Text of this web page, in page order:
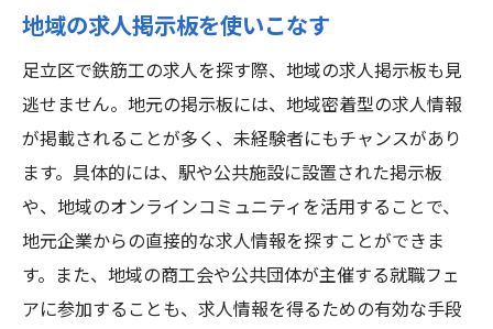
地域の求人掲示板を使いこなす
足立区で鉄筋工の求人を探す際、地域の求人掲示板も見
逃せません。地元の掲示板には、地域密着型の求人情報
が掲載されることが多く、未経験者にもチャンスがあり
ます。具体的には、駅や公共施設に設置された掲示板
や、地域のオンラインコミュニティを活用することで、
地元企業からの直接的な求人情報を探すことができま
す。また、地域の商工会や公共団体が主催する就職フェ
アに参加することも、求人情報を得るための有効な手段